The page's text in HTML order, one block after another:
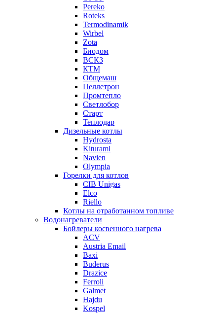
Pereko
Roteks
Termodinamik
Wirbel
Zota
Биодом
ВСКЗ
КТМ
Общемаш
Пеллетрон
Промтепло
Светлобор
Старт
Теплодар
Дизельные котлы
Hydrosta
Kiturami
Navien
Olympia
Горелки для котлов
CIB Unigas
Elco
Riello
Котлы на отработанном топливе
Водонагреватели
Бойлеры косвенного нагрева
ACV
Austria Email
Baxi
Buderus
Drazice
Ferroli
Galmet
Hajdu
Kospel